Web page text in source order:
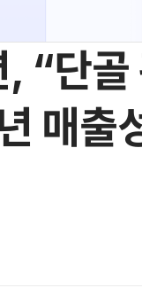
“단골
매출